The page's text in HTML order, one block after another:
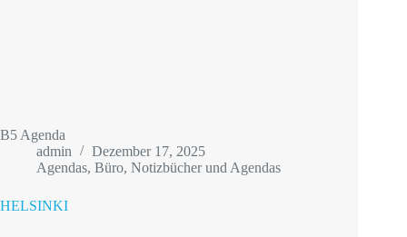
B5 Agenda
admin
Dezember 17, 2025
Agendas, Büro, Notizbücher und Agendas
HELSINKI